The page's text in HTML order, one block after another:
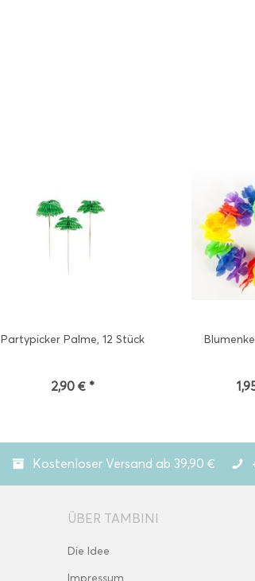
Partypicker Palme, 12 Stück
2,90 € *
Kostenloser Versand ab 39,90 €
ÜBER TAMBINI
Die Idee
Impressum